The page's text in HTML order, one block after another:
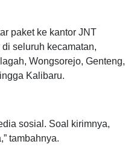
paket ke kantor JNT
seluruh kecamatan,
Wongsorejo, Genteng,
Kalibaru.
sosial. Soal kirimnya,
tambahnya.